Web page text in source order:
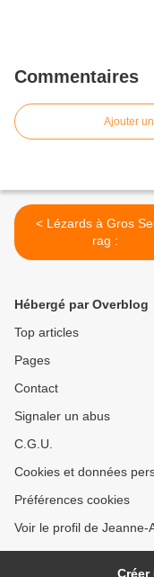
Commentaires
Ajouter
< Lézards à Gros Seins*
rag :
Hébergé par Overblog
Top articles
Pages
Contact
Signaler un abus
C.G.U.
Cookies et données
Préférences cookies
Voir le profil de Jeanne-